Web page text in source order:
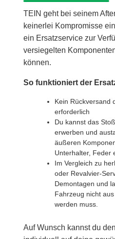
TEIN geht bei seinem
keinerlei Kompromisse
ein Ersatzservice zur
versiegelten
können.
So funktioniert der
Kein Rückversand
erforderlich
Du kannst das
erwerben und
äußeren
Unterhalter, Feder
Im Vergleich zu
oder Revalvier-
Demontagen und
Fahrzeug nicht
werden muss.
Auf Wunsch kannst du